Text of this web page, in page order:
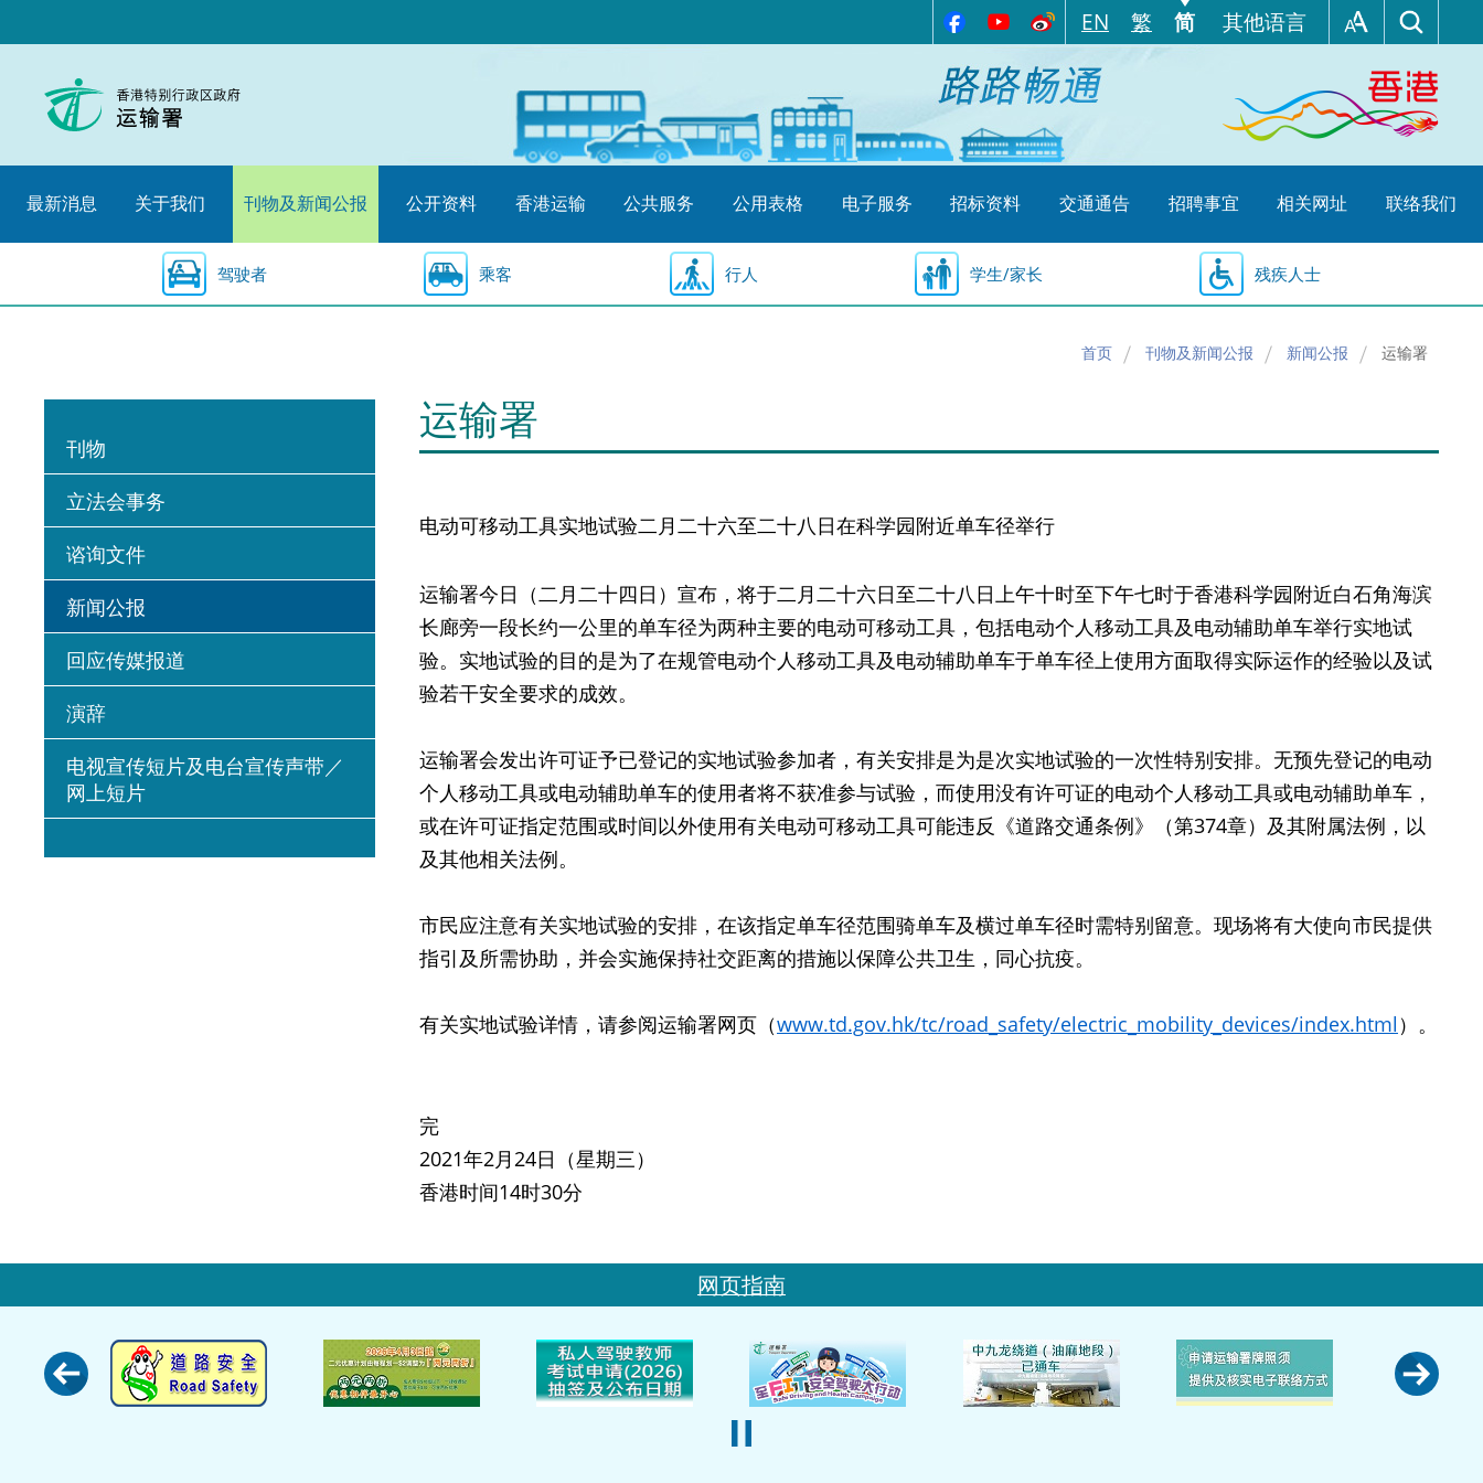
至
始
EN 繁 简 其他语言
最新消息 关于我们 刊物及新闻公报 公开资料 香港运输 公共服务 公用表格 电子服务 招标资料 交通通告 招聘事宜 相关网址 联络我们
驾驶者 乘客 行人 学生/家长 残疾人士
首页 刊物及新闻公报 新闻公报 运输署
刊物
立法会事务
谘询文件
新闻公报
回应传媒报道
演辞
电视宣传短片及电台宣传声带／
网上短片
运输署
电动可移动工具实地试验二月二十六至二十八日在科学园附近单车径举行
运输署今日（二月二十四日）宣布，将于二月二十六日至二十八日上午十时至下午七时于香港科学园附近白石角海滨
长廊旁一段长约一公里的单车径为两种主要的电动可移动工具，包括电动个人移动工具及电动辅助单车举行实地试
验。实地试验的目的是为了在规管电动个人移动工具及电动辅助单车于单车径上使用方面取得实际运作的经验以及试
验若干安全要求的成效。
运输署会发出许可证予已登记的实地试验参加者，有关安排是为是次实地试验的一次性特别安排。无预先登记的电动
个人移动工具或电动辅助单车的使用者将不获准参与试验，而使用没有许可证的电动个人移动工具或电动辅助单车，
或在许可证指定范围或时间以外使用有关电动可移动工具可能违反《道路交通条例》（第374章）及其附属法例，以
及其他相关法例。
市民应注意有关实地试验的安排，在该指定单车径范围骑单车及横过单车径时需特别留意。现场将有大使向市民提供
指引及所需协助，并会实施保持社交距离的措施以保障公共卫生，同心抗疫。
有关实地试验详情，请参阅运输署网页（www.td.gov.hk/tc/road_safety/electric_mobility_devices/index.html ）。
完
2021年2月24日（星期三）
香港时间14时30分
网页指南